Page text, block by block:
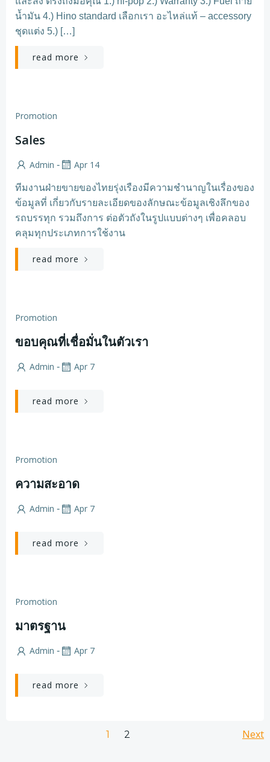
น้ำมัน 4.) Hino standard เลือกเรา อะไหล่แท้ – accessory
ชุดแต่ง 5.) […]
read more
Promotion
Sales
Admin - Apr 14
ทีมงานฝ่ายขายของไทยรุ่งเรืองมีความชำนาญในเรื่องของ
ข้อมูลที่ เกี่ยวกับรายละเอียดของลักษณะข้อมูลเชิงลึกของ
รถบรรทุก รวมถึงการ ต่อตัวถังในรูปแบบต่างๆ เพื่อคลอบ
คลุมทุกประเภทการใช้งาน
read more
Promotion
ขอบคุณที่เชื่อมั่นในตัวเรา
Admin - Apr 7
read more
Promotion
ความสะอาด
Admin - Apr 7
read more
Promotion
มาตรฐาน
Admin - Apr 7
read more
Page
1 Page
2 Next